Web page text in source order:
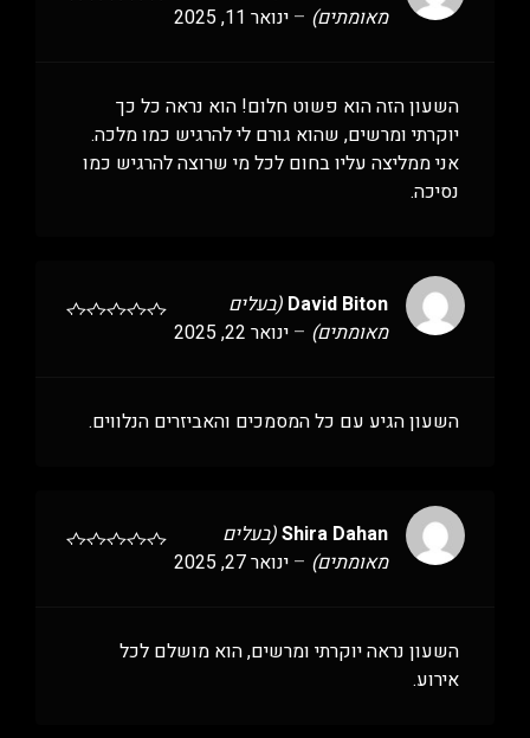
מאומתים) – ינואר 11, 2025
השעון הזה הוא פשוט חלום! הוא נראה כל כך
יוקרתי ומרשים, שהוא גורם לי להרגיש כמו מלכה.
אני ממליצה עליו בחום לכל מי שרוצה להרגיש כמו
נסיכה.
David Biton (בעלים
מאומתים) – ינואר 22, 2025
השעון הגיע עם כל המסמכים והאביזרים הנלווים.
Shira Dahan(בעלים
מאומתים) – ינואר 27, 2025
השעון נראה יוקרתי ומרשים, הוא מושלם לכל
אירוע.